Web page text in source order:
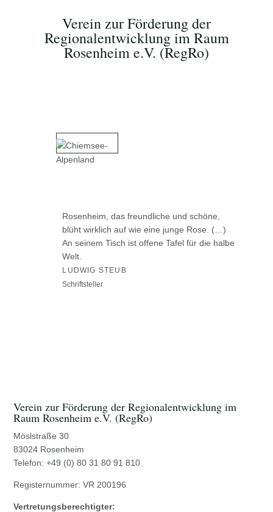
Verein zur Förderung der
Regionalentwicklung im Raum
Rosenheim e.V. (RegRo)
Rosenheim, das freundliche und schöne,
blüht wirklich auf wie eine junge Rose. (…)
An seinem Tisch ist offene Tafel für die halbe
Welt.
LUDWIG STEUB
Schriftsteller
Verein zur Förderung der Regionalentwicklung im
Raum Rosenheim e.V. (RegRo)
Möslstraße 30
83024 Rosenheim
Telefon: +49 (0) 80 31 80 91 810
Registernummer: VR 200196
Vertretungsberechtigter: